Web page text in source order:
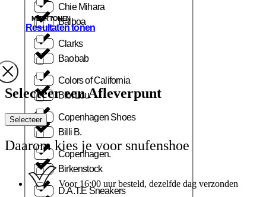
Chie Mihara
Clarks
Colors of California
Copenhagen Shoes
Copenhagen.
D.A.T.E Sneakers
Balboa
Baobab
Bibi Lou
Billi B.
Birkenstock
MEER TONEN
Resultaten tonen
Selecteer een Afleverpunt
Selecteer
Daarom kies je voor snufenshoe
Voor 16:00 uur besteld, dezelfde dag verzonden